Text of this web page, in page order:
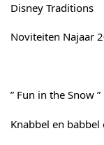
Disney Traditions
Noviteiten Najaar
” Fun in the Snow ”
Knabbel en babbel